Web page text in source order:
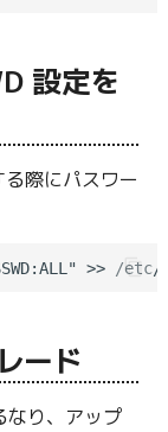
設定を
る際にパスワー
ード
なり、アップ